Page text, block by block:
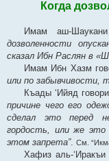
Когда
Имам аш-
дозволенности
сказал Ибн Раслян в
Имам Ибн Хазм
или по забывчивости,
Къады ‘Ийяд
причине чего его
сделал это перед
гордость, или же это
этом запрета”. См.
Хафиз аль-‘Иракъи